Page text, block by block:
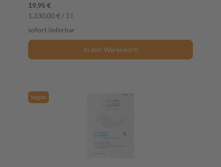
19,95 €
1.330,00 € / 1 l
sofort lieferbar
In den Warenkorb
Vegan